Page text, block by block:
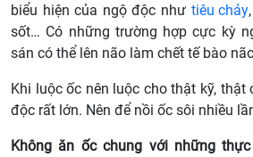
biểu hiện của ngộ độc như tiêu chảy
sốt… Có những trường hợp cực kỳ
sán có thể lên não làm chết tế bào
Khi luộc ốc nên luộc cho thật kỹ, thật
độc rất lớn. Nên để nồi ốc sôi nhiều
Không ăn ốc chung với những